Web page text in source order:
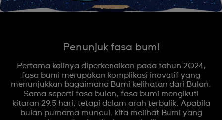
Penunjuk fasa bumi
Pertama kalinya diperkenalkan pada tahun 2024,
fasa bumi merupakan komplikasi inovatif yang
menunjukkan bagaimana Bumi kelihatan dari Bulan.
Sama seperti fasa bulan, fasa bumi mengikuti
kitaran 29.5 hari, tetapi dalam arah terbalik. Apabila
bulan purnama muncul, kita melihat Bumi yang